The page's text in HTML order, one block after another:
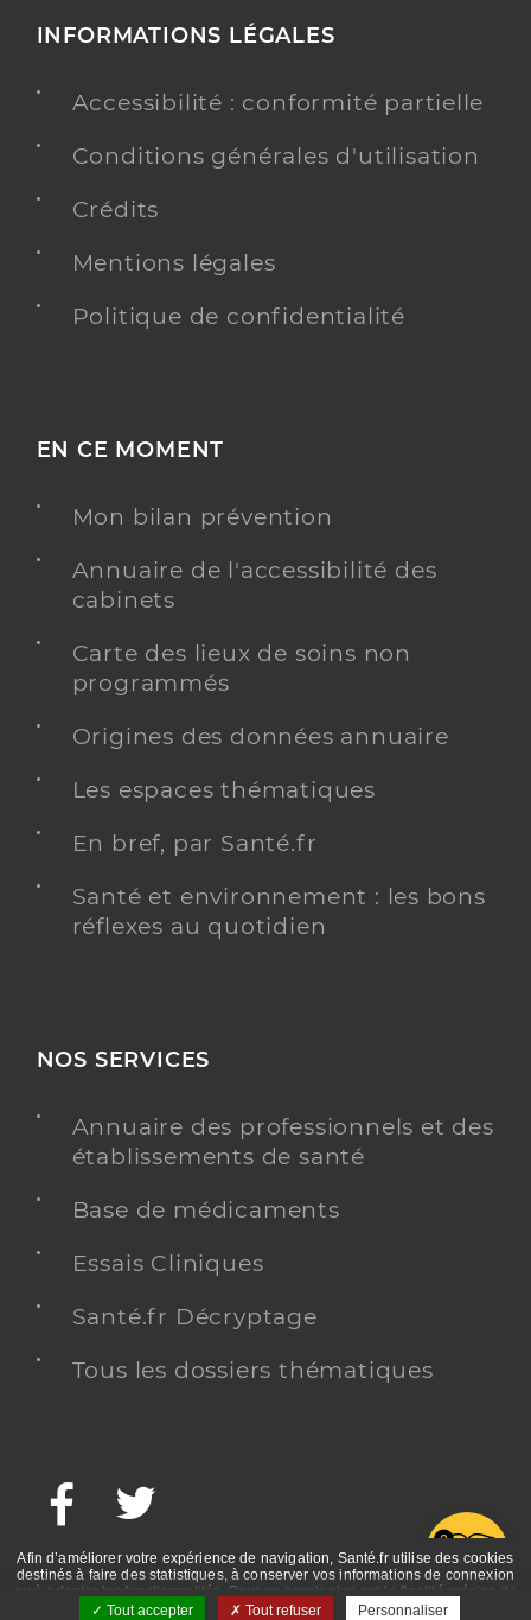
INFORMATIONS LÉGALES
Accessibilité : conformité partielle
Conditions générales d'utilisation
Crédits
Mentions légales
Politique de confidentialité
EN CE MOMENT
Mon bilan prévention
Annuaire de l'accessibilité des
cabinets
Carte des lieux de soins non
programmés
Origines des données annuaire
Les espaces thématiques
En bref, par Santé.fr
Santé et environnement : les bons
réflexes au quotidien
NOS SERVICES
Annuaire des professionnels et des
établissements de santé
Base de médicaments
Essais Cliniques
Santé.fr Décryptage
Tous les dossiers thématiques
Facebook
Afin d’améliorer votre expérience de navigation, Santé.fr utilise des cookies
destinés à faire des statistiques, à conserver vos informations de connexion
ou à adapter les fonctionnalités. Pour en savoir plus sur la finalité précise de
ces cookies, nous vous invitons à prendre connaissance de la politique de
Tout accepter Tout refuser Personnaliser